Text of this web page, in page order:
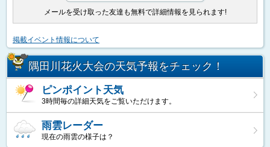
メールを受け取った友達も無料で詳細情報を見られます!
掲載イベント情報について
隅田川花火大会の天気予報をチェック！
ピンポイント天気
3時間毎の詳細天気をご覧いただけます。
雨雲レーダー
現在の雨雲の様子は？